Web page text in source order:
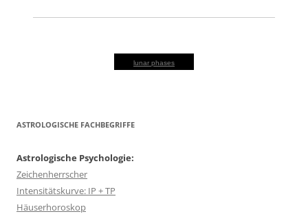
lunar phases
ASTROLOGISCHE FACHBEGRIFFE
Astrologische Psychologie:
Zeichenherrscher
Intensitätskurve: IP + TP
Häuserhoroskop